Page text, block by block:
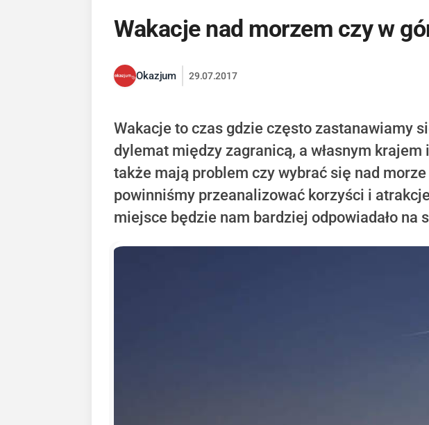
Wakacje nad morzem czy w
Okazjum 29.07.2017
Wakacje to czas gdzie często zastanawiamy
dylemat między zagranicą, a własnym
także mają problem czy wybrać się nad
powinniśmy przeanalizować korzyści i
miejsce będzie nam bardziej odpowiadało na